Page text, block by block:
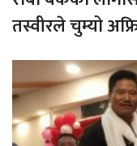
तस्वीरले चुम्यो